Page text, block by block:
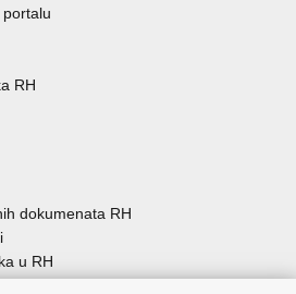
RH
dokumenata RH
u RH